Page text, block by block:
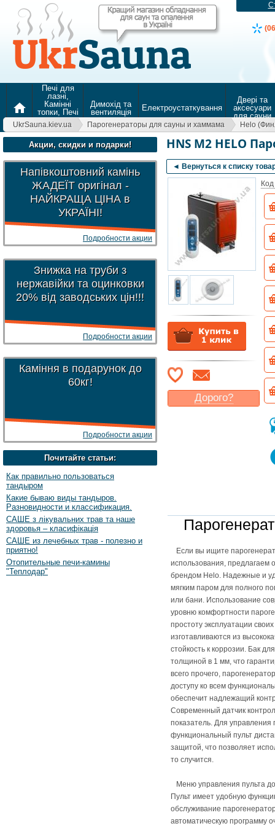
home
Печі для
лазні,
Камінні
топки, Печі
для
опалення
Димохід та
вентиляція
Електроустаткування
Двері та
аксесуари
для сауни
UkrSauna.kiev.ua Парогенераторы для сауны и хаммама Helo
Акции, скидки и подарки!
Напівкоштовний камінь
ЖАДЕЇТ оригінал -
НАЙКРАЩА ЦІНА в
УКРАЇНІ!
Подробности акции
Знижка на труби з
нержавійки та оцинковки
20% від заводських цін!!!
Подробности акции
Каміння в подарунок до
60кг!
Подробности акции
Почитайте статьи:
Как правильно пользоваться
тандыром
Какие бываю виды тандыров.
Разновидности и классификация.
САШЕ з лікувальних трав та наше
здоровья – класифікація
САШЕ из лечебных трав - полезно и
приятно!
Отопительные печи-камины
"Теплодар"
HNS M2 HELO
◄ Вернуться к списку
Дорого?
Если вы ищите
использования, предлагаем
брендом Helo. Надежные и
мягким паром для полного
или бани. Использование
уровню комфортности
простоту эксплуатации
изготавливаются из
стойкость к коррозии. Бак
толщиной в 1 мм, что
всего прочего,
доступу ко всем
обеспечит надлежащий
Современный датчик
показатель. Для
функциональный пульт
защитой, что позволяет
то случится.
Меню управления пульта
Пульт имеет удобную
обслуживание
автоматическую программу